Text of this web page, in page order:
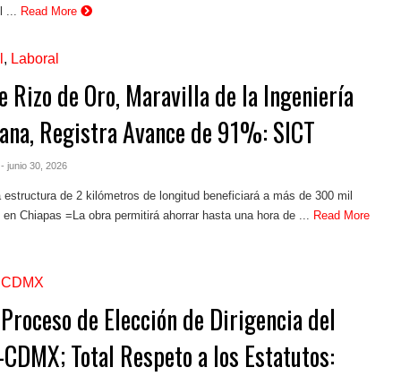
... Read More
, Laboral
Rizo de Oro, Maravilla de la Ingeniería
Registra Avance de 91%: SICT
- junio 30, 2026
estructura de 2 kilómetros de longitud beneficiará a más de 300 mil
en Chiapas =La obra permitirá ahorrar hasta una hora de ... Read More
CDMX
de Elección de Dirigencia del
Total Respeto a los Estatutos: